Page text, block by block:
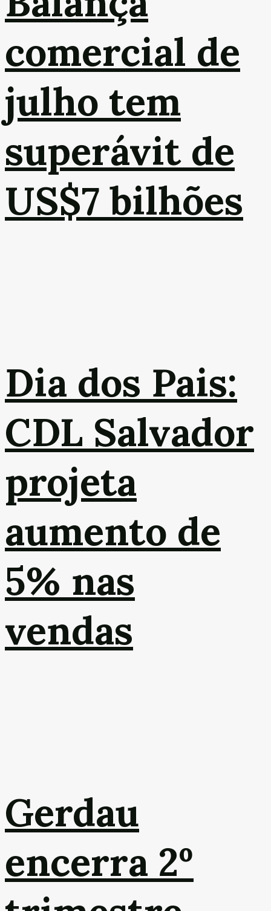
comercial de
julho tem
superávit de
US$7 bilhões
Dia dos Pais:
CDL Salvador
projeta
aumento de
5% nas
vendas
Gerdau
encerra 2º